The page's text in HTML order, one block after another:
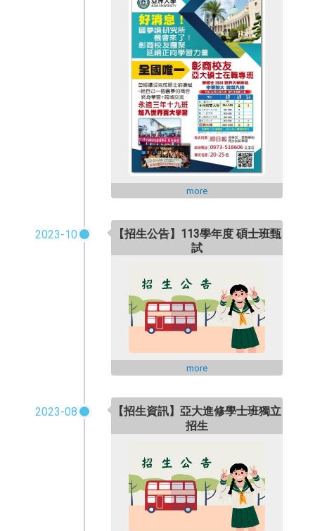
more
2023-10
【招生公告】113學年度 碩士班甄
試
more
2023-08 【招生資訊】亞大進修學士班獨立
招生